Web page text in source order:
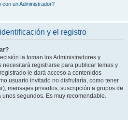
con un Administrador?
y el registro
la toman los Administradores y
necesitará registrarse para publicar temas y
le dará acceso a contenidos
usuario invitado no disfrutaría, como tener
mensajes privados, suscripción a grupos de
unos segundos. Es muy recomendable.